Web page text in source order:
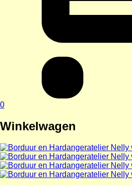
0
Winkelwagen